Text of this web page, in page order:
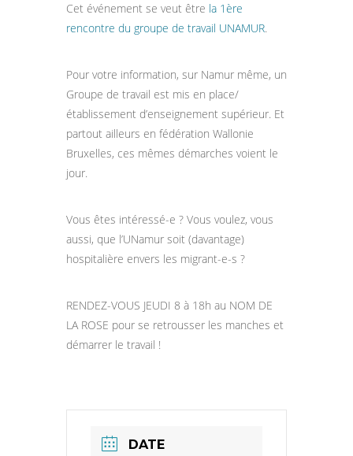
Cet événement se veut être la 1ère
rencontre du groupe de travail UNAMUR.
Pour votre information, sur Namur même, un
Groupe de travail est mis en place/
établissement d’enseignement supérieur. Et
partout ailleurs en fédération Wallonie
Bruxelles, ces mêmes démarches voient le
jour.
Vous êtes intéressé-e ? Vous voulez, vous
aussi, que l’UNamur soit (davantage)
hospitalière envers les migrant-e-s ?
RENDEZ-VOUS JEUDI 8 à 18h au NOM DE
LA ROSE pour se retrousser les manches et
démarrer le travail !
DATE